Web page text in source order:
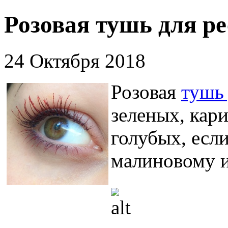
Розовая тушь для
24 Октября 2018
Розовая тушь
зеленых,
голубых,
малиновому